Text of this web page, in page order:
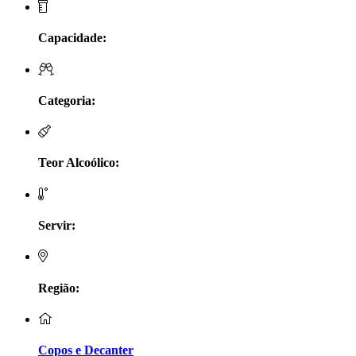
Marcio Em Campo - Tejo
Capacidade:
Categoria:
Teor Alcoólico:
Servir:
Região:
Copos e Decanter